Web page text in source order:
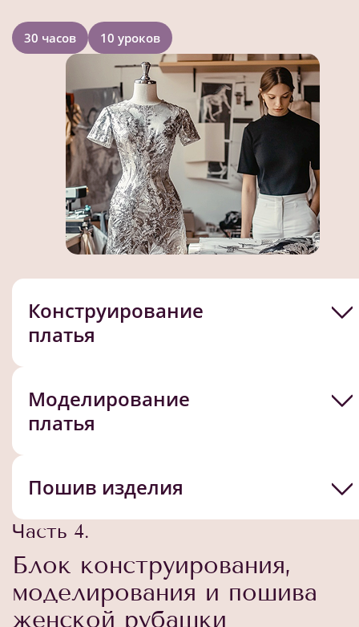
30 часов 10 уроков
Конструирование
платья
Моделирование
платья
Пошив изделия
Часть 4.
Блок конструирования,
моделирования и пошива
женской рубашки